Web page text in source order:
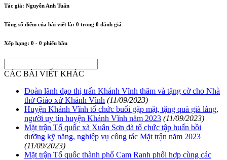
Tác giả: Nguyễn Anh Tuấn
Tổng số điểm của bài viết là: 0 trong 0 đánh giá
Xếp hạng: 0 - 0 phiếu bầu
CÁC BÀI VIẾT KHÁC
Đoàn lãnh đạo thị trấn Khánh Vĩnh thăm và tặng cờ cho Nhà
thờ Giáo xứ Khánh Vĩnh (11/09/2023)
Huyện Khánh Vĩnh tổ chức buổi gặp mặt, tặng quà già làng,
người uy tín huyện Khánh Vĩnh năm 2023 (11/09/2023)
Mặt trận Tổ quốc xã Xuân Sơn đã tổ chức tập huấn bồi
dưỡng kỹ năng, nghiệp vụ công tác Mặt trận năm 2023
(11/09/2023)
Mặt trận Tổ quốc thành phố Cam Ranh phối hợp cùng các